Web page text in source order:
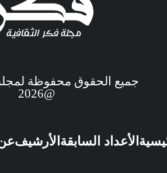
جميع الحقوق محفوظة لمجلة
@2026
الأعداد السابقة الأرشيف